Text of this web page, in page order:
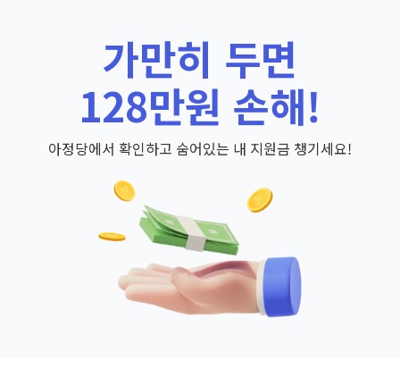
가만히 두면
128만원 손해!
아정당에서 확인하고 숨어있는 내 지원금 챙기세요!